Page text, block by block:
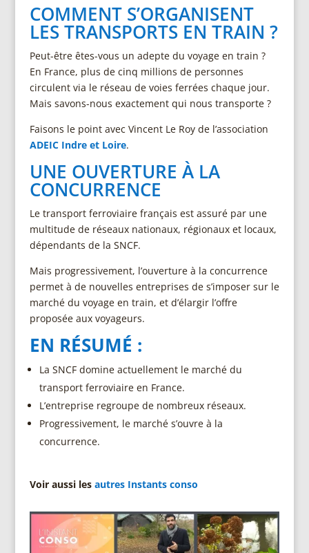
COMMENT S’ORGANISENT
LES TRANSPORTS EN TRAIN ?
Peut-être êtes-vous un adepte du voyage en train ?
En France, plus de cinq millions de personnes
circulent via le réseau de voies ferrées chaque jour.
Mais savons-nous exactement qui nous transporte ?
Faisons le point avec Vincent Le Roy de l’association
ADEIC Indre et Loire.
UNE OUVERTURE À LA
CONCURRENCE
Le transport ferroviaire français est assuré par une
multitude de réseaux nationaux, régionaux et locaux,
dépendants de la SNCF.
Mais progressivement, l’ouverture à la concurrence
permet à de nouvelles entreprises de s’imposer sur le
marché du voyage en train, et d’élargir l’offre
proposée aux voyageurs.
EN RÉSUMÉ :
La SNCF domine actuellement le marché du
transport ferroviaire en France.
L’entreprise regroupe de nombreux réseaux.
Progressivement, le marché s’ouvre à la
concurrence.
Voir aussi les autres Instants conso